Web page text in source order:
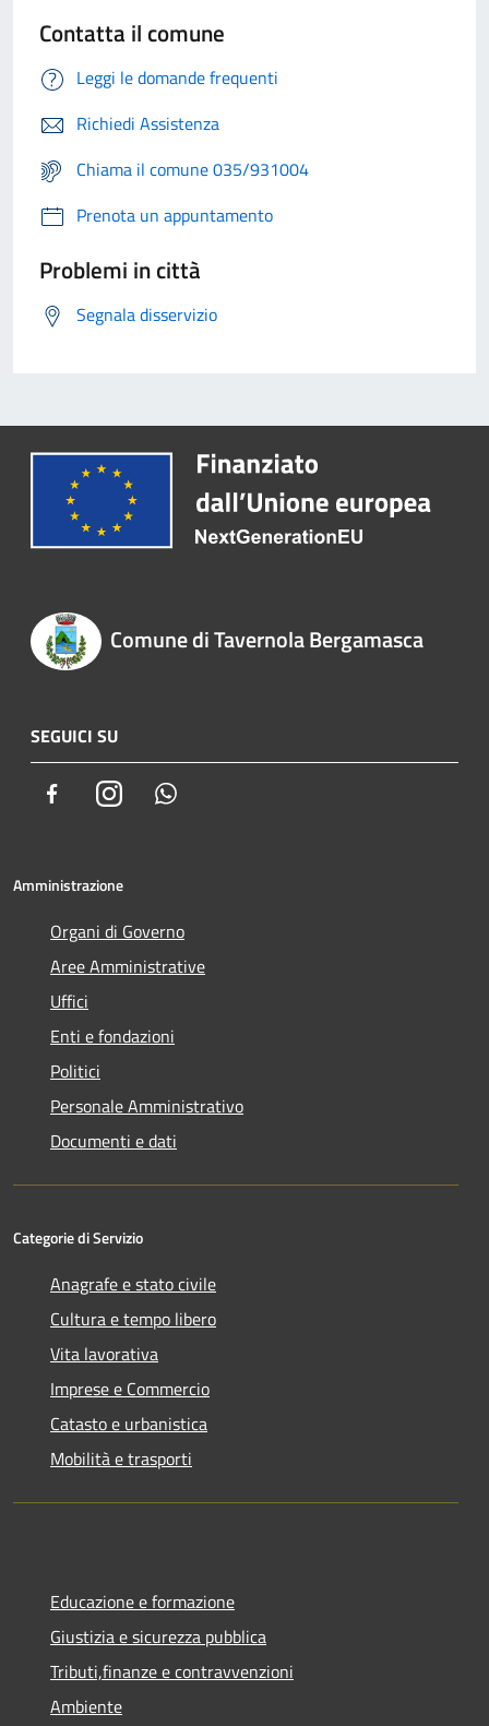
Contatta il comune
Leggi le domande frequenti
Richiedi Assistenza
Chiama il comune 035/931004
Prenota un appuntamento
Problemi in città
Segnala disservizio
Comune di Tavernola Bergamasca
SEGUICI SU
FacebookInstagram
Amministrazione
Organi di Governo
Aree Amministrative
Uffici
Enti e fondazioni
Politici
Personale Amministrativo
Documenti e dati
Categorie di Servizio
Anagrafe e stato civile
Cultura e tempo libero
Vita lavorativa
Imprese e Commercio
Catasto e urbanistica
Mobilità e trasporti
Educazione e formazione
Giustizia e sicurezza pubblica
Tributi,finanze e contravvenzioni
Ambiente